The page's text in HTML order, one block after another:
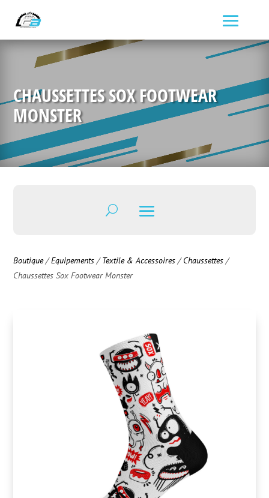
CHAUSSETTES SOX FOOTWEAR
MONSTER
Boutique/Equipements /Textile & Accessoires /Chaussettes /
Chaussettes Sox Footwear Monster